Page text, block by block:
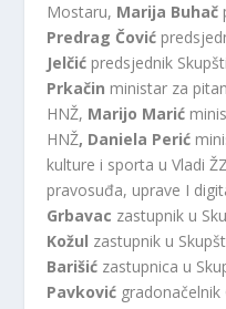
Mostaru, Marija Buhač
Predrag Čović
Jelčić predsjednik
Prkačin ministar za
HNŽ, Marijo Marić
HNŽ, Daniela Perić
kulture i sporta u Vladi
pravosuđa, uprave I
Grbavac zastupnik u
Kožul zastupnik u
Barišić zastupnica u
Pavković